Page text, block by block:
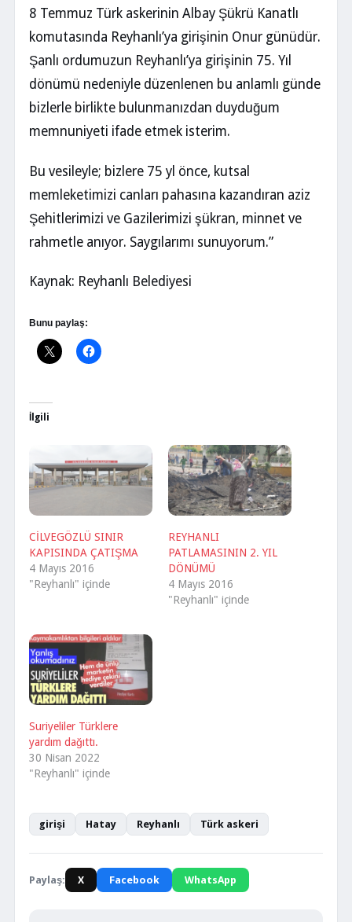
8 Temmuz Türk askerinin Albay Şükrü Kanatlı
komutasında Reyhanlı’ya girişinin Onur günüdür.
Şanlı ordumuzun Reyhanlı’ya girişinin 75. Yıl
dönümü nedeniyle düzenlenen bu anlamlı günde
bizlerle birlikte bulunmanızdan duyduğum
memnuniyeti ifade etmek isterim.
Bu vesileyle; bizlere 75 yl önce, kutsal
memleketimizi canları pahasına kazandıran aziz
Şehitlerimizi ve Gazilerimizi şükran, minnet ve
rahmetle anıyor. Saygılarımı sunuyorum.”
Kaynak: Reyhanlı Belediyesi
Bunu paylaş:
İlgili
CİLVEGÖZLÜ SINIR
KAPISINDA ÇATIŞMA
4 Mayıs 2016
"Reyhanlı" içinde
REYHANLI
PATLAMASININ 2. YIL
DÖNÜMÜ
4 Mayıs 2016
"Reyhanlı" içinde
Suriyeliler Türklere
yardım dağıttı.
30 Nisan 2022
"Reyhanlı" içinde
girişi Hatay Reyhanlı Türk askeri
Paylaş: X Facebook WhatsApp